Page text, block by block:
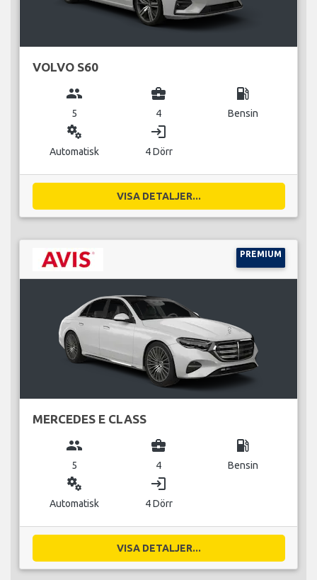
VOLVO S60
group
5
business_center
4
local_gas_station
Bensin
miscellaneous_services
Automatisk
login
4 Dörr
VISA DETALJER...
PREMIUM
MERCEDES E CLASS
group
5
business_center
4
local_gas_station
Bensin
miscellaneous_services
Automatisk
login
4 Dörr
VISA DETALJER...